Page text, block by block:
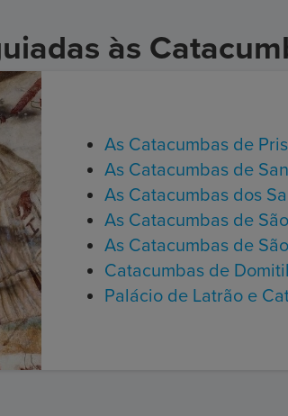
às
As Catacumbas de
As Catacumbas de
As Catacumbas dos
As Catacumbas de
As Catacumbas de
Catacumbas de
Palácio de Latrão e